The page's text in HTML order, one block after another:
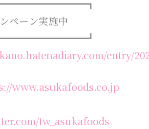
ペーン実施中
entry/
www.asukafoods.co.jp
tw_asukafoods